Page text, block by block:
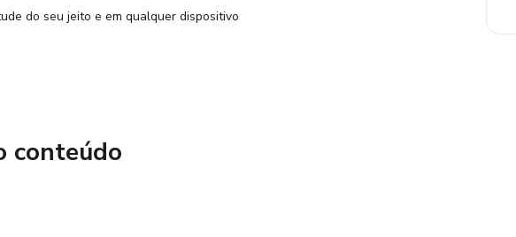
do seu jeito e em qualquer dispositivo
conteúdo